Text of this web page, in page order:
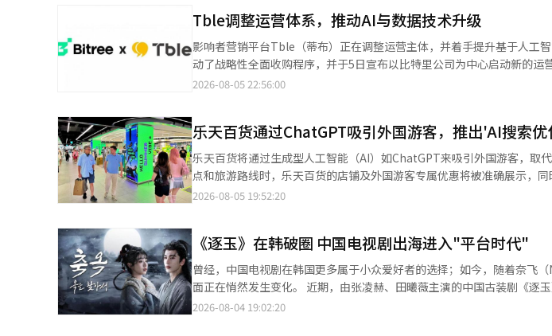
费者之间的交易（B2C）服务，而非AI数据中心和GPU云等基础设施业
接触点和现有服务生态系统，并扩大与外部企业的合作，而不是将大量
AI时代最具竞争力的领域不是基础设施层，而是专注于创造用户日常使
统翻译与编辑。
36.4%，为109亿韩元。电商部门的营收为4028亿韩元，同比增加4.4%
将直播节目编辑成短视频内容，积极在YouTube、Instagram和TikTok
直播电商（MLC）的交易额同比增长161.3%，应用新安装量增长25.6%
ENM相关人士表示：“媒体平台部门成功扭亏为盈，证明了平台业务的
扩展了附加业务，音乐艺术家的表现也十分突出。”他还表示：“下半年
需求持续增长带动，商业消息广告收入同比增长20%，广告收入同比增长28%。 电商业务方面，礼物和
服务交易额达到2.7万亿韩元，同比增长9%；其中，个人消费商品交易
增长10%。 此外，包括Kakao Mobility和Kakao Pay在内的平台其他业务实现营业收入5870亿韩元，同比增长
22%。其中，Kakao Pay受金融、支付及平台服务增长带动，营业收入和营业利
面，第二季度实现营业收入8682亿韩元，同比增长1%。其中，音乐业务
长，不仅推动公司业绩创下新高，也为持续加大AI领域投入提供了资金
涵盖下单、预约、支付等日常生活场景的Agentic AI服务，并将其打造为
（音）表示，将依托KakaoTalk庞大的用户基础和技术生态，加快推动
Tble调整运营体系，推动AI与数据技术升级
影响者营销平台Tble（蒂布）正在调整运营主体，并着手提升基于人工智能（AI）和
动了战略性全面收购程序，并于5日宣布以比特里公司为中心启动新的运营体系。 此次调整旨在更换平台
同时增强技术竞争力、服务质量和运营稳定性。比特里公司所拥有的AI数
整合营销传播（IMC）到基于AI的绩效营销的综合服务。对于影响者，将
活动、提交内容、结算和活动管理过程的安全性。 AI和数据技术可以用于筛选符合广告主活动目标的影响者，并比较
和分析内容反应及广告效果。通过自动化重复的活动管理和结果报告，
展到全面的绩效管理。 公司表示，Tble的累计会员约为50万，活跃用户约为22万。使用该平台的累计广告主已超过1
万家。 Tble计划基于积累的会员和广告主数据，逐步增强活动分析、广告运营自动化和营销绩效管理功能。同时，
动。 在新技术和业务扩展之前，必须解决的任务是运营正常化。Tble于7月组建了专门的稳定化任务组（TF），并建
立了独立的运营系统，以重新整顿内部工作流程。 特别是，优先推进未支付积分的正常化工作。Tble一直以来通过
活动等方式积累的积分可以兑换现金，因此积分支付问题直接关系到影响者的活
护和信息管理责任、未支付积分的正常化工作由Tble的成东效代表负责
未支付积分问题，并将相关工作逐步推进。 同时，将在8月制定新的运营政策，涵盖积分计算、支付周期和支付时点
2026-08-05 22:56:00
乐天百货通过ChatGPT吸引外国游客，推出'AI搜索
乐天百货将通过生成型人工智能（AI）如ChatGPT来吸引外国游客，取代传统的门户搜索。
点和旅游路线时，乐天百货的店铺及外国游客专属优惠将被准确展示，
引导AI搜索的户外广告。 乐天百货于5日宣布，将扩大基于生成型AI的营销，连接外国游客的旅行准备、国内停留及
（GEO）”。当询问ChatGPT等生成型AI“在首尔购物的好地方”或“
百货的店铺和购物优惠将自然地包含在回答中。 与传统的搜索引擎优化旨在提高门户搜索结果的排名不同，GEO的重
点在于改变数据和内容的格式，使生成型AI能够准确读取品牌信息并加
旅行路线的阶段开始，将乐天百货作为选择之一。 该项目由乐天集团的内部创业扶持项目“独角兽谷”新设的零售AI
解决方案工作组参与。该组织开发了生成型AI易于理解的品牌信息结构化解决方案
2026-08-05 19:52:20
《逐玉》在韩破圈 中国电视剧出海进入"平台时代"
曾经，中国电视剧在韩国更多属于小众爱好者的选择；如今，随着奈飞
面正在悄然发生变化。 近期，由张凌赫、田曦薇主演的中国古装剧《逐玉》一度登上韩国奈飞电视剧榜第二位，在社
交平台引发广泛讨论。该剧讲述了一对身份悬殊的男女从契约婚姻走向真
2026-08-04 19:02:20